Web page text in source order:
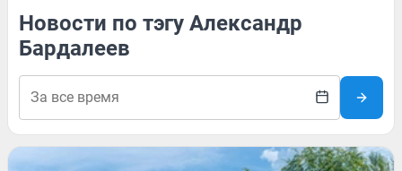
Новости по тэгу Александр
Бардалеев